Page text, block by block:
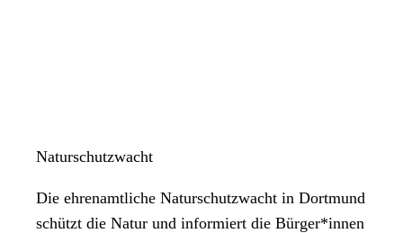
Naturschutzwacht
Die ehrenamtliche Naturschutzwacht in Dortmund
schützt die Natur und informiert die Bürger*innen